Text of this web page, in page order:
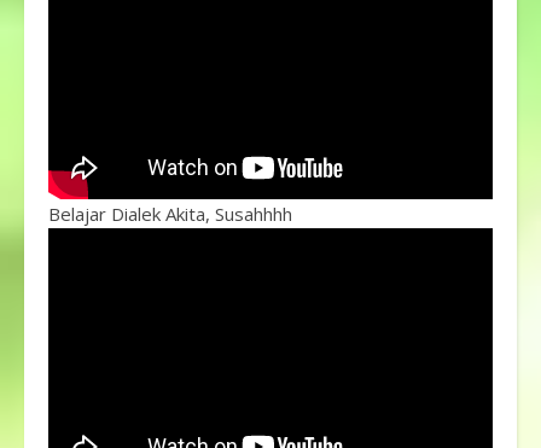
Belajar Dialek Akita, Susahhhh